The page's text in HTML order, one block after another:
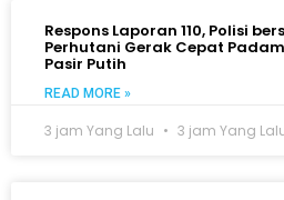
Respons Laporan 110, Polisi
Perhutani Gerak Cepat
Pasir Putih
READ MORE »
3 jam Yang Lalu 3 jam Yang